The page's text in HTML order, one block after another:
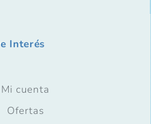
Interés
Mi cuenta
Ofertas